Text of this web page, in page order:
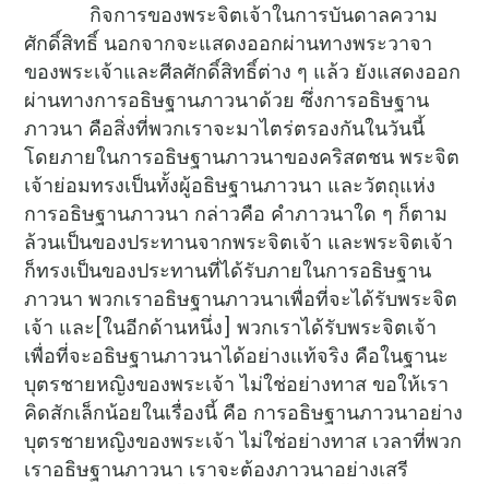
กิจการของพระจิตเจ้าในการบันดาลความ
ศักดิ์สิทธิ์ นอกจากจะแสดงออกผ่านทางพระวาจา
ของพระเจ้าและศีลศักดิ์สิทธิ์ต่าง ๆ แล้ว ยังแสดงออก
ผ่านทางการอธิษฐานภาวนาด้วย ซึ่งการอธิษฐาน
ภาวนา คือสิ่งที่พวกเราจะมาไตร่ตรองกันในวันนี้
โดยภายในการอธิษฐานภาวนาของคริสตชน พระจิต
เจ้าย่อมทรงเป็นทั้งผู้อธิษฐานภาวนา และวัตถุแห่ง
การอธิษฐานภาวนา กล่าวคือ คำภาวนาใด ๆ ก็ตาม
ล้วนเป็นของประทานจากพระจิตเจ้า และพระจิตเจ้า
ก็ทรงเป็นของประทานที่ได้รับภายในการอธิษฐาน
ภาวนา พวกเราอธิษฐานภาวนาเพื่อที่จะได้รับพระจิต
เจ้า และ[ในอีกด้านหนึ่ง] พวกเราได้รับพระจิตเจ้า
เพื่อที่จะอธิษฐานภาวนาได้อย่างแท้จริง คือในฐานะ
บุตรชายหญิงของพระเจ้า ไม่ใช่อย่างทาส ขอให้เรา
คิดสักเล็กน้อยในเรื่องนี้ คือ การอธิษฐานภาวนาอย่าง
บุตรชายหญิงของพระเจ้า ไม่ใช่อย่างทาส เวลาที่พวก
เราอธิษฐานภาวนา เราจะต้องภาวนาอย่างเสรี